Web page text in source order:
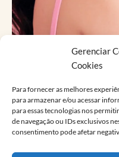
Gerenciar
Cookies
Para fornecer as melhores
para armazenar e/ou acessar
para essas tecnologias nos
de navegação ou IDs exclusivos
consentimento pode afetar
Você já conhece
A Lucy’s foi
necessidades e